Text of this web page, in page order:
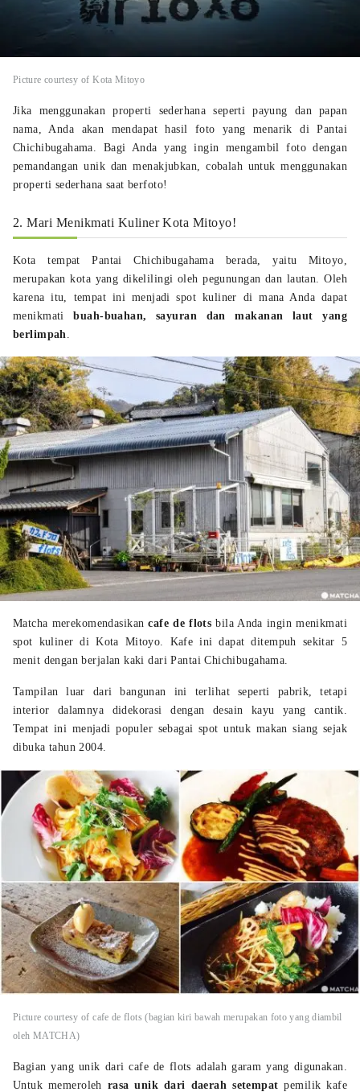
Picture courtesy of Kota Mitoyo
Jika menggunakan properti sederhana seperti payung dan papan
nama, Anda akan mendapat hasil foto yang menarik di Pantai
Chichibugahama. Bagi Anda yang ingin mengambil foto dengan
pemandangan unik dan menakjubkan, cobalah untuk menggunakan
properti sederhana saat berfoto!
2. Mari Menikmati Kuliner Kota Mitoyo!
Kota tempat Pantai Chichibugahama berada, yaitu Mitoyo,
merupakan kota yang dikelilingi oleh pegunungan dan lautan. Oleh
karena itu, tempat ini menjadi spot kuliner di mana Anda dapat
menikmatibuah-buahan, sayuran dan makanan laut yang
berlimpah
Matcha merekomendasikancafe de flots bila Anda ingin menikmati
spot kuliner di Kota Mitoyo. Kafe ini dapat ditempuh sekitar 5
menit dengan berjalan kaki dari Pantai Chichibugahama.
Tampilan luar dari bangunan ini terlihat seperti pabrik, tetapi
interior dalamnya didekorasi dengan desain kayu yang cantik.
Tempat ini menjadi populer sebagai spot untuk makan siang sejak
dibuka tahun 2004.
Picture courtesy of cafe de flots (bagian kiri bawah merupakan foto yang diambil
oleh MATCHA)
Bagian yang unik dari cafe de flots adalah garam yang digunakan.
Untuk memeroleh rasa unik dari daerah setempat pemilik kafe